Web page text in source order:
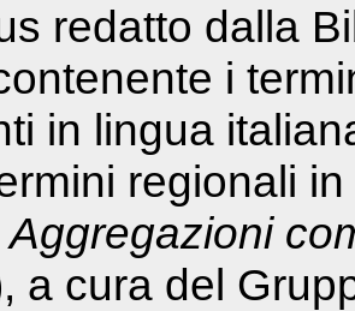
redatto dalla
i
in lingua
regionali
Aggregazioni
a cura del